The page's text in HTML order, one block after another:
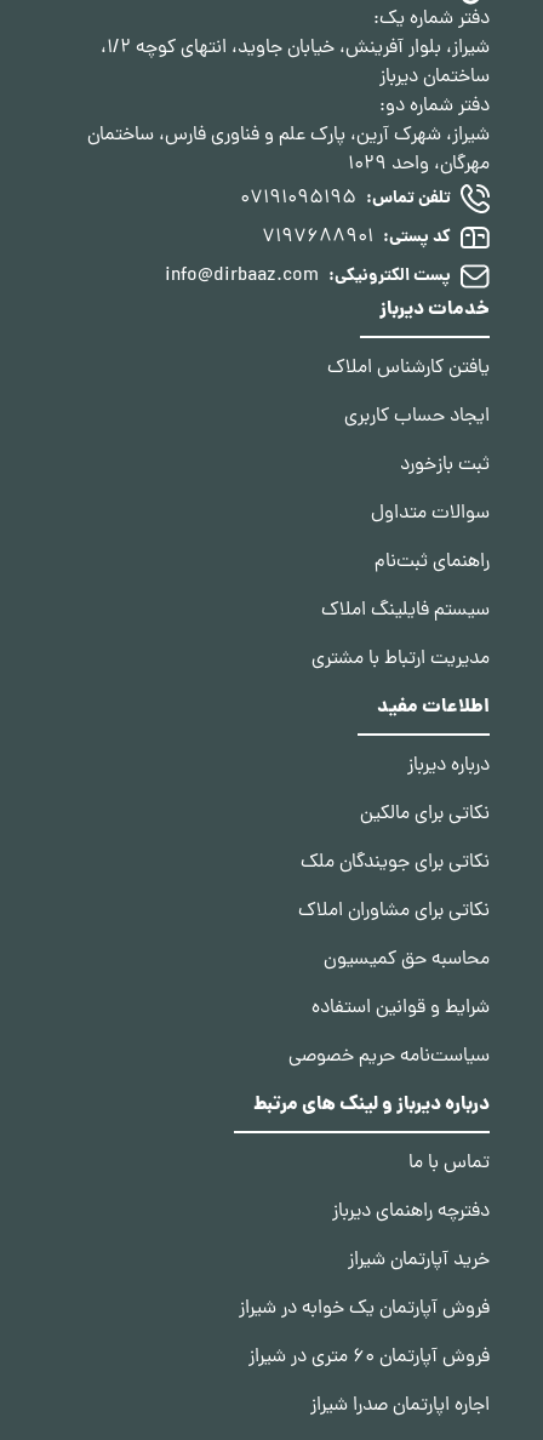
دفتر شماره یک:
شیراز، بلوار آفرینش، خیابان جاوید، انتهای کوچه 1/2،
ساختمان دیرباز
دفتر شماره دو:
شیراز، شهرک آرین، پارک علم و فناوری فارس، ساختمان
مهرگان، واحد 1029
تلفن تماس: 07191095195
کد پستی: 7197688901
پست الکترونیکی: info@dirbaaz.com
خدمات دیرباز
یافتن کارشناس املاک
ایجاد حساب کاربری
ثبت بازخورد
سوالات متداول
راهنمای ثبت‌نام
سیستم فایلینگ املاک
مدیریت ارتباط با مشتری
اطلاعات مفید
درباره دیرباز
نکاتی برای مالکین
نکاتی برای جویندگان ملک
نکاتی برای مشاوران املاک
محاسبه حق کمیسیون
شرایط و قوانین استفاده
سیاست‌نامه حریم خصوصی
درباره دیرباز و لینک های مرتبط
تماس با ما
دفترچه راهنمای دیرباز
خرید آپارتمان شیراز
فروش آپارتمان یک خوابه در شیراز
فروش آپارتمان 60 متری در شیراز
اجاره اپارتمان صدرا شیراز